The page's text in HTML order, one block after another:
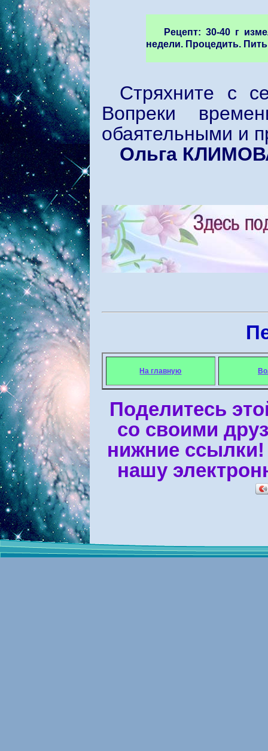
Рецепт: 30-40 г
недели. Процедить.
Стряхните с
Вопреки
обаятельными и
Ольга
На главную
Поделитесь
со своими
нижние
нашу